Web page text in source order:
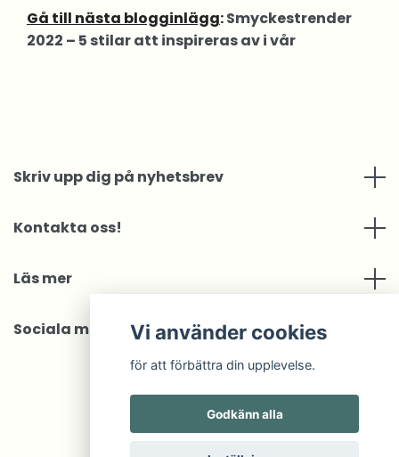
Gå till nästa blogginlägg:Smyckestrender
2022 – 5 stilar att inspireras av i vår
Skriv upp dig på nyhetsbrev
Kontakta oss!
Läs mer
Sociala medier Vi använder cookies
för att förbättra din upplevelse.
Godkänn alla